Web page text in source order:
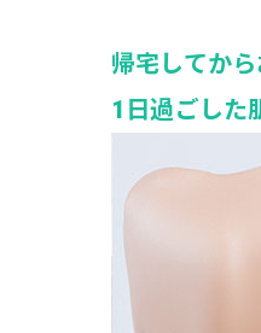
帰宅してか
1日過ごした